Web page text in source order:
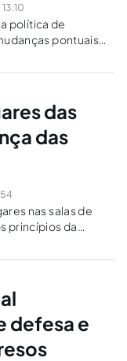
política de
pontuais
midiática.
das
das
nas salas de
princípios da
defesa e